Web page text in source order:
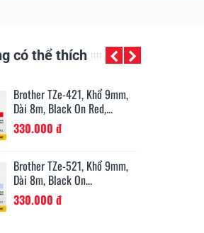
có thể thích
Brother TZe-421, Khổ 9mm,
Dài 8m, Black On Red,...
330.000 đ
Brother TZe-521, Khổ 9mm,
Dài 8m, Black On...
330.000 đ